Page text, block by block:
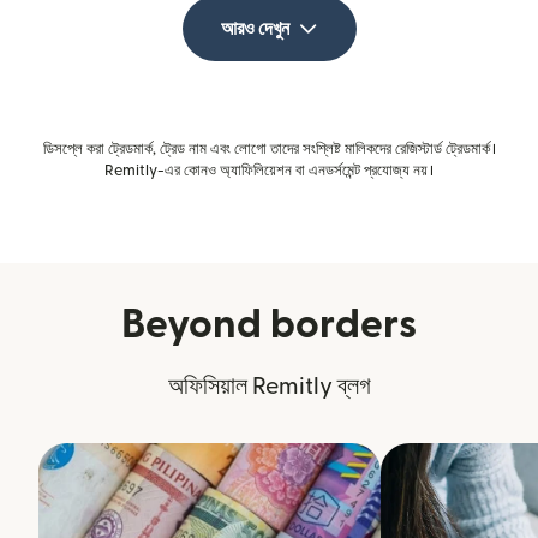
আরও দেখুন
ডিসপ্লে করা ট্রেডমার্ক, ট্রেড নাম এবং লোগো তাদের সংশ্লিষ্ট মালিকদের রেজিস্টার্ড ট্রেডমার্ক।
Remitly-এর কোনও অ্যাফিলিয়েশন বা এনডর্সমেন্ট প্রযোজ্য নয়।
Beyond borders
অফিসিয়াল Remitly ব্লগ